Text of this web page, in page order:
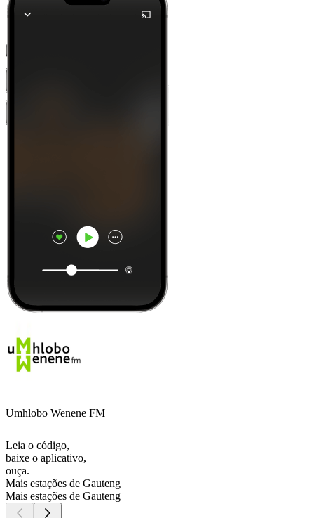
Umhlobo Wenene FM
Leia o código,
baixe o aplicativo,
ouça.
Mais estações de Gauteng
Mais estações de Gauteng